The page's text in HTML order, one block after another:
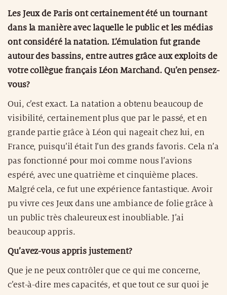
Les Jeux de Paris ont certainement été un tournant
dans la manière avec laquelle le public et les médias
ont considéré la natation. L’émulation fut grande
autour des bassins, entre autres grâce aux exploits de
votre collègue français Léon Marchand. Qu’en pensez-
vous?
Oui, c’est exact. La natation a obtenu beaucoup de
visibilité, certainement plus que par le passé, et en
grande partie grâce à Léon qui nageait chez lui, en
France, puisqu’il était l’un des grands favoris. Cela n’a
pas fonctionné pour moi comme nous l’avions
espéré, avec une quatrième et cinquième places.
Malgré cela, ce fut une expérience fantastique. Avoir
pu vivre ces Jeux dans une ambiance de folie grâce à
un public très chaleureux est inoubliable. J’ai
beaucoup appris.
Qu’avez-vous appris justement?
Que je ne peux contrôler que ce qui me concerne,
c’est-à-dire mes capacités, et que tout ce sur quoi je